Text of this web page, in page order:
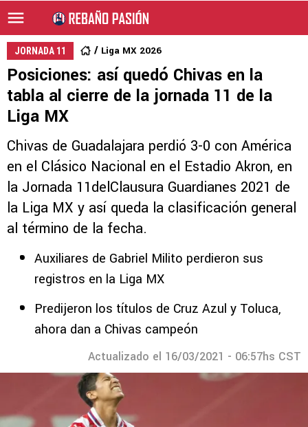
JORNADA 11 Liga MX 2026
Posiciones: así quedó Chivas en la
tabla al cierre de la jornada 11 de la
Liga MX
Chivas de Guadalajara perdió 3-0 con América
en el Clásico Nacional en el Estadio Akron, en
la Jornada 11delClausura Guardianes 2021 de
la Liga MX y así queda la clasificación general
al término de la fecha.
Auxiliares de Gabriel Milito perdieron sus
registros en la Liga MX
Predijeron los títulos de Cruz Azul y Toluca,
ahora dan a Chivas campeón
Actualizado el 16/03/2021 - 06:57hs CST